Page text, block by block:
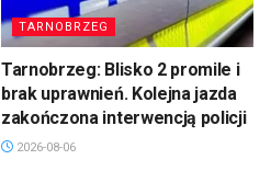
TARNOBRZEG
Tarnobrzeg: Blisko 2 promile i
brak uprawnień. Kolejna jazda
zakończona interwencją policji
2026-08-06